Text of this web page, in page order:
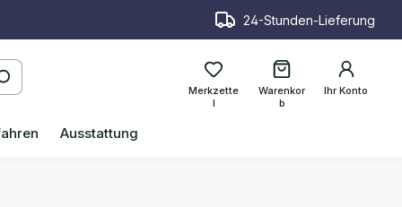
24-Stunden-Lieferung
Merkzette
l
Ihr Konto
Warenkor
b
Ausstattung